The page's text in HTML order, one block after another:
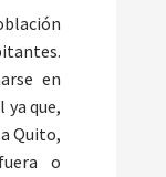
en
que,
Quito,
o